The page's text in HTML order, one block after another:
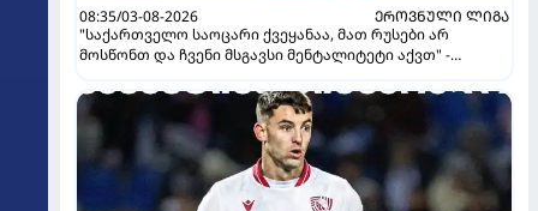
08:35/03-08-2026
ᲔᲠᲝᲕᲜᲣᲚᲘ ᲚᲘᲒᲐ
"საქართველო საოცარი ქვეყანაა, მათ რუსები არ
მოსწონთ და ჩვენი მსგავსი მენტალიტეტი აქვთ" -